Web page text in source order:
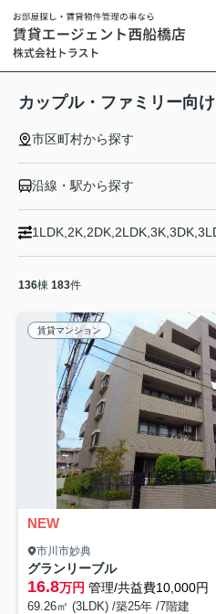
カップル・ファミリー向け
市区町村から探す
沿線・駅から探す
136棟 183件
賃貸マンション
NEW
市川市妙典
グランリーブル
16.8万円 管理/共益費10,000円
69.26㎡ (3LDK) /築25年 /7階建